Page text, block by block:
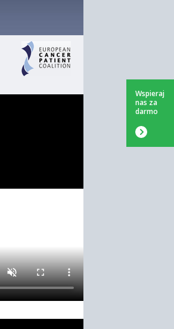
Wspieraj
nas za
darmo